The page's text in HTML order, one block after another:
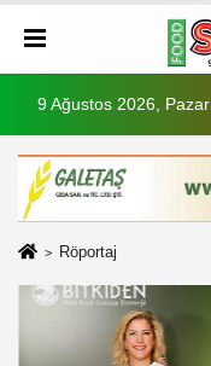
9 Ağustos 2026, Pazar
Röportaj